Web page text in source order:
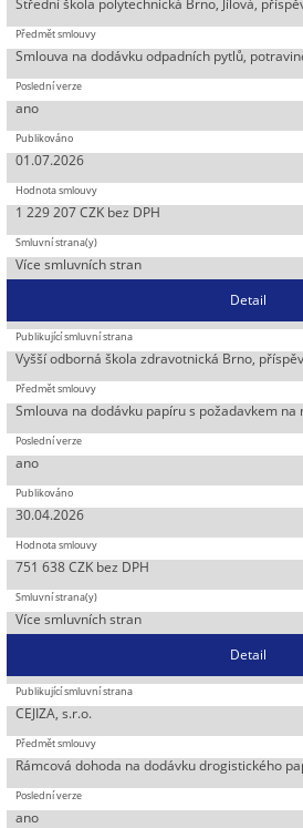
Smlouva na dodávku odpadních pytlů,
ano
01.07.2026
1 229 207 CZK bez DPH
Více smluvních stran
Detail
Vyšší odborná škola zdravotnická Brno,
Smlouva na dodávku papíru s požadavkem na
ano
30.04.2026
751 638 CZK bez DPH
Více smluvních stran
Detail
CEJIZA, s.r.o.
Rámcová dohoda na dodávku drogistického
ano